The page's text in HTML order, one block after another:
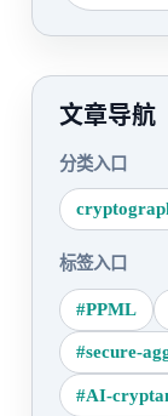
文章导航
分类入口
标签入口
#PPML
#secure-
#AI-